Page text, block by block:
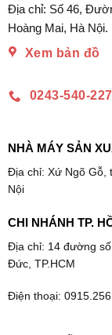
Địa chỉ: Số 46,
Hoàng Mai, Hà Nội.
Xem bản đồ
0243-540-
NHÀ MÁY SẢN
Địa chỉ: Xứ Ngõ Gỗ,
Nội
CHI NHÁNH TP.
Địa chỉ: 14 đường
Đức, TP.HCM
Điện thoại: